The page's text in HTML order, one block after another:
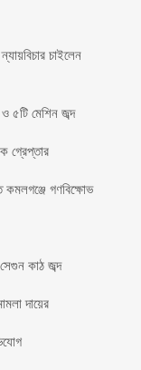
চাইলেন
৫টি মেশিন জব্দ
গ্রেপ্তার
কমলগঞ্জে গণবিক্ষোভ
কাঠ জব্দ
দায়ের